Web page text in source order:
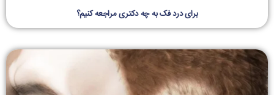
برای درد فک به چه دکتری مراجعه کنیم؟